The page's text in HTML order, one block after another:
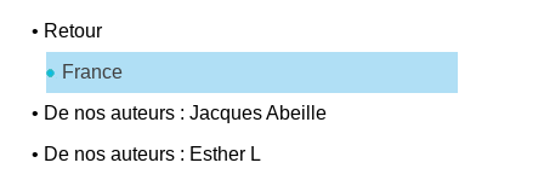
• Retour
France
• De nos auteurs : Jacques Abeille
• De nos auteurs : Esther L